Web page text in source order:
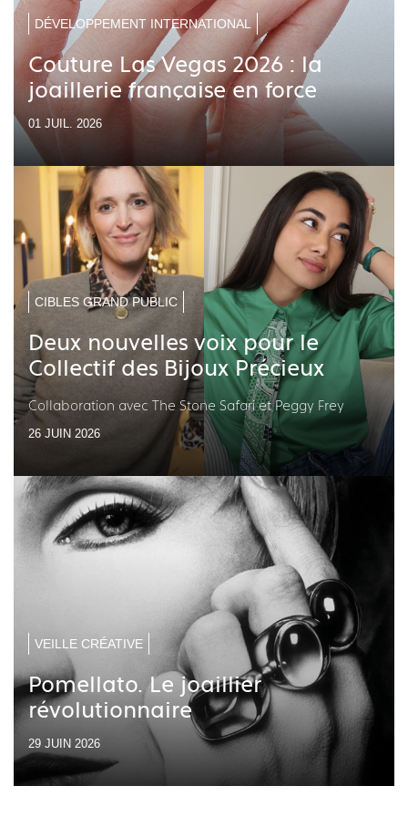
DÉVELOPPEMENT INTERNATIONAL
Couture Las Vegas 2026 : la
joaillerie française en force
01 JUIL. 2026
CIBLES GRAND PUBLIC
Deux nouvelles voix pour le
Collectif des Bijoux Précieux
Collaboration avec The Stone Safari et Peggy Frey
26 JUIN 2026
VEILLE CRÉATIVE
Pomellato. Le joaillier
révolutionnaire
29 JUIN 2026